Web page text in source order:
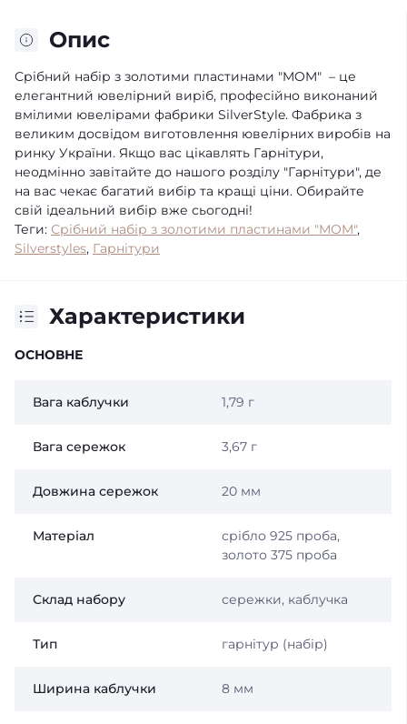
Опис
Срібний набір з золотими пластинами "MOM" – це
елегантний ювелірний виріб, професійно виконаний
вмілими ювелірами фабрики SilverStyle. Фабрика з
великим досвідом виготовлення ювелірних виробів на
ринку України. Якщо вас цікавлять Гарнітури,
неодмінно завітайте до нашого розділу "Гарнітури", де
на вас чекає багатий вибір та кращі ціни. Обирайте
свій ідеальний вибір вже сьогодні!
Теги: Срібний набір з золотими пластинами "MOM",
Silverstyles, Гарнітури
Характеристики
ОСНОВНЕ
Вага каблучки 1,79 г
Вага сережок 3,67 г
Довжина сережок 20 мм
Матеріал
срібло 925 проба,
золото 375 проба
Склад набору сережки, каблучка
Тип гарнітур (набір)
Ширина каблучки 8 мм